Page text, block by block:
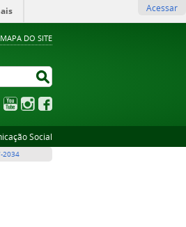
MAPA DO SITE
Acessar
YouTubeInstagram
Social
2034